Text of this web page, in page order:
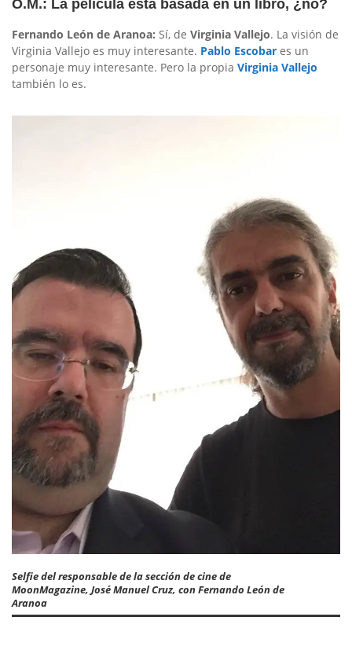
O.M.: La película está basada en un libro, ¿no?
Fernando León de Aranoa: Sí, de Virginia Vallejo. La visión de
Virginia Vallejo es muy interesante. Pablo Escobar es un
personaje muy interesante. Pero la propia Virginia Vallejo
también lo es.
Selfie del responsable de la sección de cine de
MoonMagazine, José Manuel Cruz, con Fernando León de
Aranoa